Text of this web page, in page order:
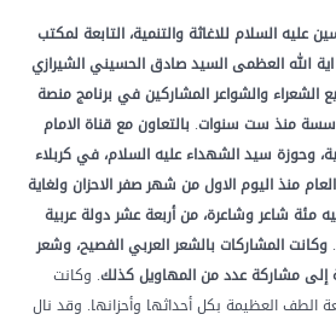
عليهالسلام للاغاثةوالتنمية،التابعة لمكتب
ايةاللهالعظمىالسيدصادقالحسينيالشيرازي
الشعراء والشواعرالمشاركين في برنامج منصة
منذ ست سنوات. بالتعاونمع قناةالامام
وحوزة سيدالشهداءعليهالسلام،فيكربلاء
العاممنذاليومالاولمن شهرصفرالاحزانولغاية
مئة شاعروشاعرة، من أربعة عشردولة عربية
. وكانتالمشاركات بالشعرالعربيالفصيح،وشعر
إلى مشاركة عدد من المهاويل كذلك. وكانت
الطف العظيمة بكل أحداثها وأحزانها. وقد نال